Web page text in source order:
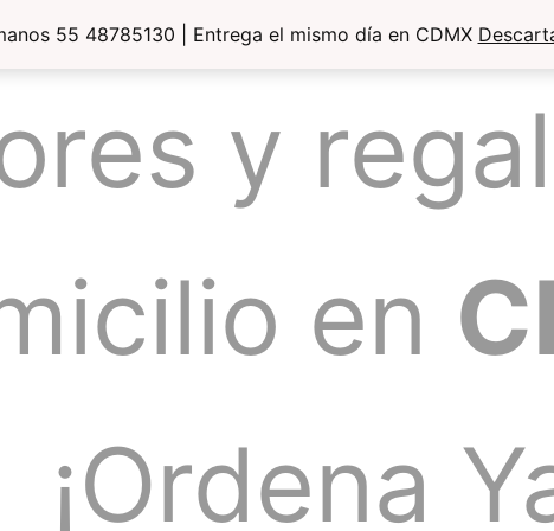
55 48785130 | Entrega el mismo día en CDMX
y
en
¡Ordena